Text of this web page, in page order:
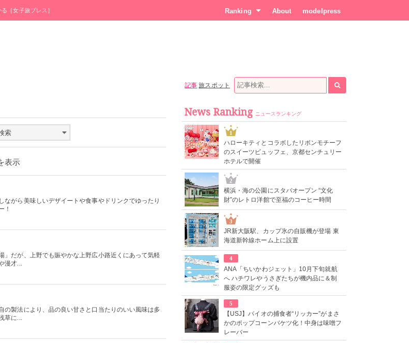
［女子旅プレス］ Ranking About modelpress
索
表示
がら美味しいデザイートや食事やドリンクでゆったり
！
」だが、上野でも賑やかな上野広小路近くにあって気軽
漫才...
製法により、品の良い甘さと口当たりのいい風味は多
草に...
記事 旅スポット
News Ranking ニュースランキング
1
ハローキティとコラボしたリボンモチーフ
のスイーツビュッフェ、京都センチュリー
ホテルで開催
2
横浜・海の公園にスタバオープン “文化
財”のレトロ洋館で至福のコーヒー時間
3
JR新大阪駅、カップ氷の自販機が登場 東
海道新幹線ホーム上に設置
4
ANA「ちいかわジェット」10月下旬就航
へ ハチワレやうさぎたちが機内品に＆制
服姿の限定グッズも
5
【USJ】バイオの捕食者“リッカー”がまさ
かのポップコーンバケツ化！中身は味噌フ
レーバー